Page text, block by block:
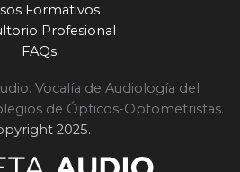
Formativos
Profesional
FAQs
Vocalía de Audiología del
de Ópticos-Optometristas.
2025.